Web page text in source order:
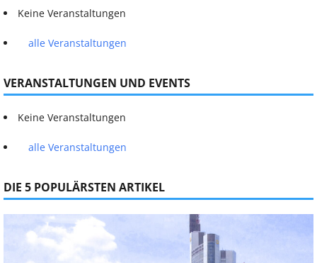
Keine Veranstaltungen
alle Veranstaltungen
VERANSTALTUNGEN UND EVENTS
Keine Veranstaltungen
alle Veranstaltungen
DIE 5 POPULÄRSTEN ARTIKEL